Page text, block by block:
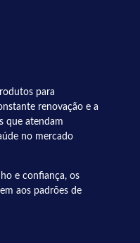
para
renovação e a
que atendam
no mercado
e confiança, os
aos padrões de